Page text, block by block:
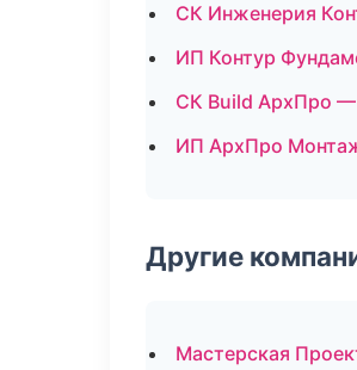
СК Инженерия
ИП Контур
СК Build АрхПро —
ИП АрхПро
Другие
Мастерская